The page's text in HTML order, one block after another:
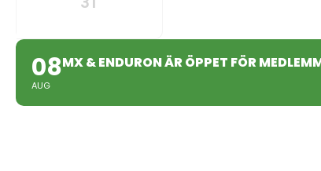
08
AUG
MX & ENDURON ÄR ÖPPET FÖR